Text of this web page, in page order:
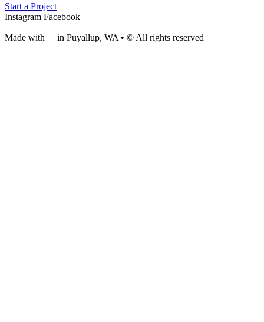
Start a Project
Instagram Facebook
Made with in Puyallup, WA • © All rights reserved